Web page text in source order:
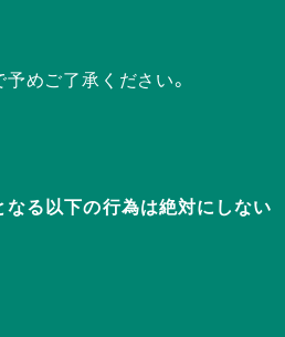
めご了承ください。
なる以下の行為は絶対にしない